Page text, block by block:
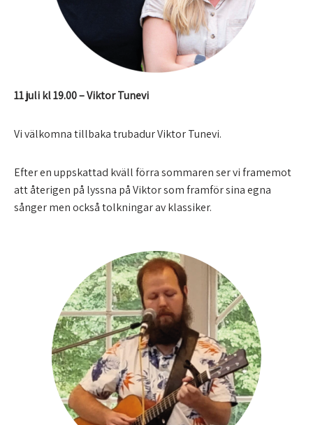
11 juli kl 19.00 – Viktor Tunevi
Vi välkomna tillbaka trubadur Viktor Tunevi.
Efter en uppskattad kväll förra sommaren ser vi framemot
att återigen på lyssna på Viktor som framför sina egna
sånger men också tolkningar av klassiker.